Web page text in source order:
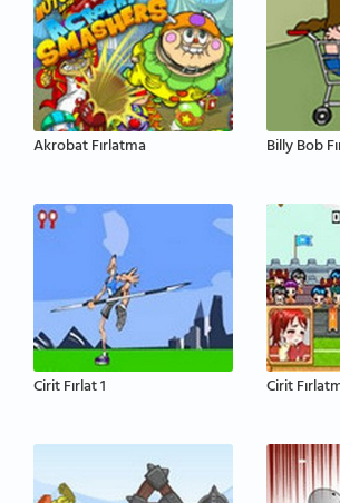
Akrobat Fırlatma Billy Bob
Cirit Fırlat 1 Cirit